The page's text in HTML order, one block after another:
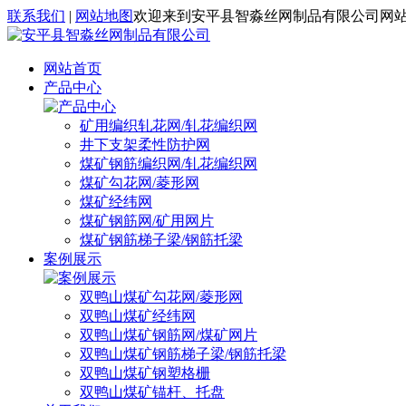
联系我们 | 网站地图欢迎来到安平县智淼丝网制品有限公司网
网站首页
产品中心
矿用编织轧花网/轧花编织网
井下支架柔性防护网
煤矿钢筋编织网/轧花编织网
煤矿勾花网/菱形网
煤矿经纬网
煤矿钢筋网/矿用网片
煤矿钢筋梯子梁/钢筋托梁
案例展示
双鸭山煤矿勾花网/菱形网
双鸭山煤矿经纬网
双鸭山煤矿钢筋网/煤矿网片
双鸭山煤矿钢筋梯子梁/钢筋托梁
双鸭山煤矿钢塑格栅
双鸭山煤矿锚杆、托盘